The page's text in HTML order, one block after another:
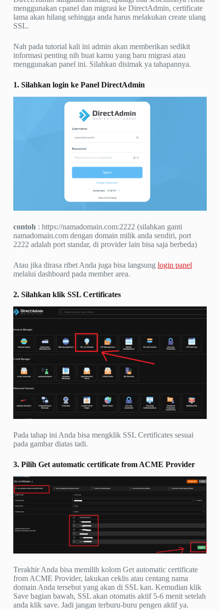
menggunakan cpanel dan migrasi ke DirectAdmin, certificate
lama akan hilang sehingga anda harus melakukan create ulang
SSL.
Nah pada tutorial kali ini admin akan memberikan sedikit
informasi penting nih buat kamu yang baru migrasi atau
menggunakan panel ini. Silahkan disimak ya tahapannya.
1. Silahkan login ke Panel DirectAdmin
contoh : https://namadomain.com:2222 (silahkan ganti
namadomain.com dengan domain milik anda sendiri, port
2222 adalah port standar, di provider lain bisa saja berbeda)
Atau jika dirasa ribet Anda juga bisa langsung login panel
melalui dashboard pada member area.
2. Silahkan klik SSL Certificates
Pada tahap ini Anda bisa mengklik SSL Certificates sesuai
pada gambar diatas tadi.
3. Pilih Get automatic certificate from ACME Provider
Terakhir Anda bisa memilih kolom Get automatic certificate
from ACME Provider, lakukan ceklis atau centang nama
domain Anda tersebut yang akan di SSL kan. Kemudian klik
Save bagian bawah, SSL akan otomatis aktif 5-6 menit setelah
anda klik save. Jadi jangan terburu-buru pengen aktif ya.